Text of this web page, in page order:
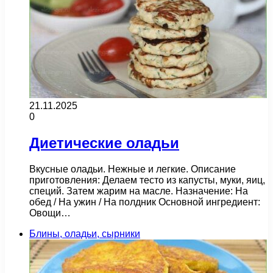
21.11.2025
0
Диетические оладьи
Вкусные оладьи. Нежные и легкие. Описание
приготовления: Делаем тесто из капусты, муки, яиц,
специй. Затем жарим на масле. Назначение: На
обед / На ужин / На полдник Основной ингредиент:
Овощи…
Блины, оладьи, сырники